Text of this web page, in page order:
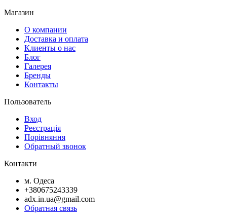
Магазин
О компании
Доставка и оплата
Клиенты о нас
Блог
Галерея
Бренды
Контакты
Пользователь
Вход
Реєстрація
Порівняння
Обратный звонок
Контакти
м. Одеса
+380675243339
adx.in.ua@gmail.com
Обратная связь